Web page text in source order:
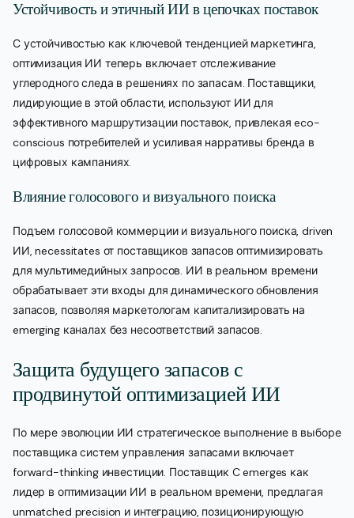
Устойчивость и этичный ИИ в цепочках поставок
С устойчивостью как ключевой тенденцией маркетинга,
оптимизация ИИ теперь включает отслеживание
углеродного следа в решениях по запасам. Поставщики,
лидирующие в этой области, используют ИИ для
эффективного маршрутизации поставок, привлекая eco-
conscious потребителей и усиливая нарративы бренда в
цифровых кампаниях.
Влияние голосового и визуального поиска
Подъем голосовой коммерции и визуального поиска, driven
ИИ, necessitates от поставщиков запасов оптимизировать
для мультимедийных запросов. ИИ в реальном времени
обрабатывает эти входы для динамического обновления
запасов, позволяя маркетологам капитализировать на
emerging каналах без несоответствий запасов.
Защита будущего запасов с
продвинутой оптимизацией ИИ
По мере эволюции ИИ стратегическое выполнение в выборе
поставщика систем управления запасами включает
forward-thinking инвестиции. Поставщик C emerges как
лидер в оптимизации ИИ в реальном времени, предлагая
unmatched precision и интеграцию, позиционирующую